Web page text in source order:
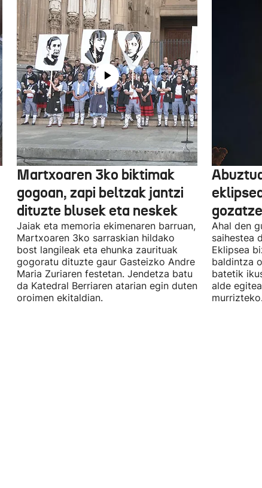
Martxoaren 3ko biktimak
gogoan, zapi beltzak jantzi
dituzte blusek eta neskek
Jaiak eta memoria ekimenaren barruan,
Martxoaren 3ko sarraskian hildako
bost langileak eta ehunka zaurituak
gogoratu dituzte gaur Gasteizko Andre
Maria Zuriaren festetan. Jendetza batu
da Katedral Berriaren atarian egin duten
oroimen ekitaldian.
Ahal den
saihestea
Eklipsea
baldintza
batetik
alde
murrizteko.